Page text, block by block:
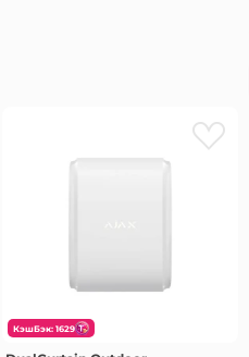
КэшБэк: 1629